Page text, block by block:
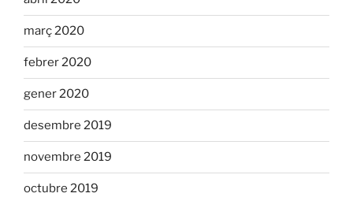
març 2020
febrer 2020
gener 2020
desembre 2019
novembre 2019
octubre 2019